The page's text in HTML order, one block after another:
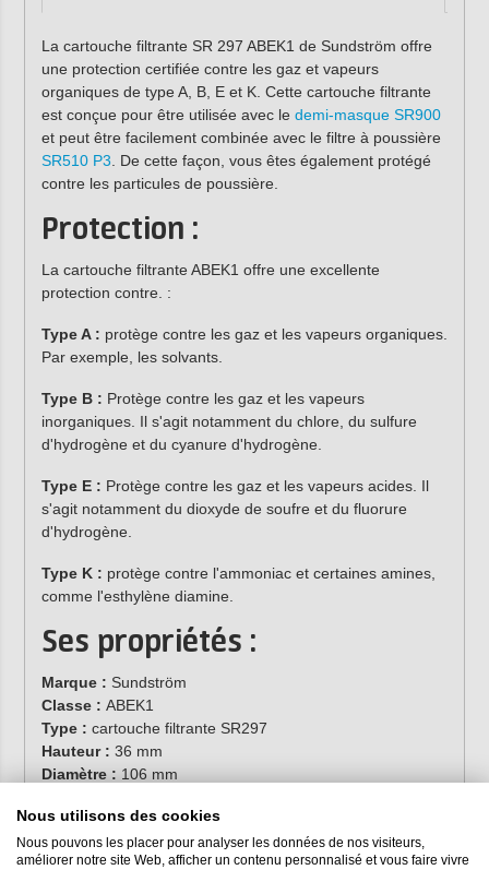
La cartouche filtrante SR 297 ABEK1 de Sundström offre
une protection certifiée contre les gaz et vapeurs
organiques de type A, B, E et K. Cette cartouche filtrante
est conçue pour être utilisée avec le demi-masque SR900
et peut être facilement combinée avec le filtre à poussière
SR510 P3 . De cette façon, vous êtes également protégé
contre les particules de poussière.
Protection :
La cartouche filtrante ABEK1 offre une excellente
protection contre. :
Type A : protège contre les gaz et les vapeurs organiques.
Par exemple, les solvants.
Type B : Protège contre les gaz et les vapeurs
inorganiques. Il s'agit notamment du chlore, du sulfure
d'hydrogène et du cyanure d'hydrogène.
Type E : Protège contre les gaz et les vapeurs acides. Il
s'agit notamment du dioxyde de soufre et du fluorure
d'hydrogène.
Type K : protège contre l'ammoniac et certaines amines,
comme l'esthylène diamine.
Ses propriétés :
Marque : Sundström
Classe : ABEK1
Type : cartouche filtrante SR297
Hauteur : 36 mm
Diamètre : 106 mm
Numéro d'article :H02-5312
Nous utilisons des cookies
Nous pouvons les placer pour analyser les données de nos visiteurs,
améliorer notre site Web, afficher un contenu personnalisé et vous faire vivre